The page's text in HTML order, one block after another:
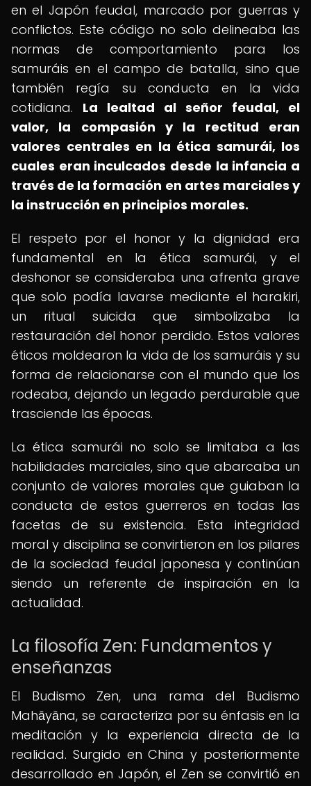
en el Japón feudal, marcado por guerras y
conflictos. Este código no solo delineaba las
normas de comportamiento para los
samuráis en el campo de batalla, sino que
también regía su conducta en la vida
cotidiana. La lealtad al señor feudal, el
valor, la compasión y la rectitud eran
valores centrales en la ética samurái, los
cuales eran inculcados desde la infancia a
través de la formación en artes marciales y
la instrucción en principios morales.
El respeto por el honor y la dignidad era
fundamental en la ética samurái, y el
deshonor se consideraba una afrenta grave
que solo podía lavarse mediante el harakiri,
un ritual suicida que simbolizaba la
restauración del honor perdido. Estos valores
éticos moldearon la vida de los samuráis y su
forma de relacionarse con el mundo que los
rodeaba, dejando un legado perdurable que
trasciende las épocas.
La ética samurái no solo se limitaba a las
habilidades marciales, sino que abarcaba un
conjunto de valores morales que guiaban la
conducta de estos guerreros en todas las
facetas de su existencia. Esta integridad
moral y disciplina se convirtieron en los pilares
de la sociedad feudal japonesa y continúan
siendo un referente de inspiración en la
actualidad.
La filosofía Zen: Fundamentos y
enseñanzas
El Budismo Zen, una rama del Budismo
Mahāyāna, se caracteriza por su énfasis en la
meditación y la experiencia directa de la
realidad. Surgido en China y posteriormente
desarrollado en Japón, el Zen se convirtió en